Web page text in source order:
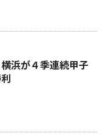
浜が４季連続甲子